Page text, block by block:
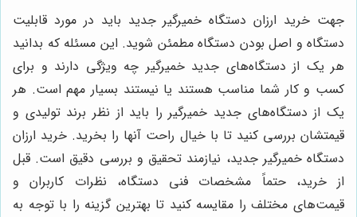
جهت خرید ارزان دستگاه خمیرگیر جدید باید در مورد قابلیت
دستگاه و اصل بودن دستگاه مطمئن شوید. این مسئله که بدانید
هر یک از دستگاه‌های جدید خمیرگیر چه ویژگی دارند و برای
کسب و کار شما مناسب هستند یا نیستند بسیار مهم است. هر
یک از دستگاه‌های جدید خمیرگیر را باید از نظر برند تولیدی و
قیمتشان بررسی کنید تا با خیال راحت آنها را بخرید. خرید ارزان
دستگاه خمیرگیر جدید، نیازمند تحقیق و بررسی دقیق است. قبل
از خرید، حتماً مشخصات فنی دستگاه، نظرات کاربران و
قیمت‌های مختلف را مقایسه کنید تا بهترین گزینه را با توجه به